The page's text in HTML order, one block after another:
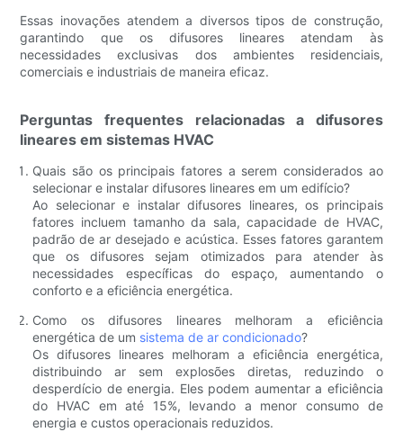
Essas inovações atendem a diversos tipos de construção,
garantindo que os difusores lineares atendam às
necessidades exclusivas dos ambientes residenciais,
comerciais e industriais de maneira eficaz.
Perguntas frequentes relacionadas a difusores
lineares em sistemas HVAC
Quais são os principais fatores a serem considerados ao
selecionar e instalar difusores lineares em um edifício?
Ao selecionar e instalar difusores lineares, os principais
fatores incluem tamanho da sala, capacidade de HVAC,
padrão de ar desejado e acústica. Esses fatores garantem
que os difusores sejam otimizados para atender às
necessidades específicas do espaço, aumentando o
conforto e a eficiência energética.
Como os difusores lineares melhoram a eficiência
energética de um sistema de ar condicionado?
Os difusores lineares melhoram a eficiência energética,
distribuindo ar sem explosões diretas, reduzindo o
desperdício de energia. Eles podem aumentar a eficiência
do HVAC em até 15%, levando a menor consumo de
energia e custos operacionais reduzidos.